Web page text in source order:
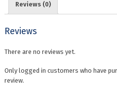
Reviews (0)
Reviews
There are no reviews yet.
Only logged in customers who have
review.